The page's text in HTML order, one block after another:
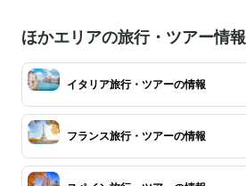
ほかエリアの旅行・ツアー情報
イタリア旅行・ツアーの情報
フランス旅行・ツアーの情報